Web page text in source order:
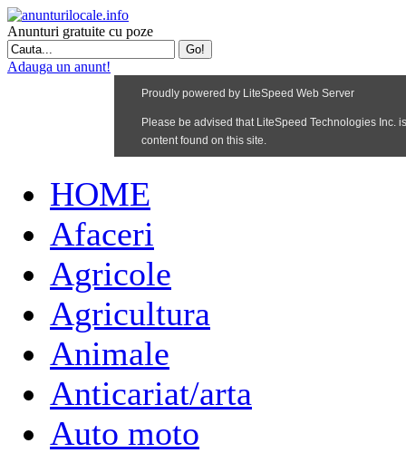
Anunturi gratuite cu poze
Adauga un anunt!
HOME
Afaceri
Agricole
Agricultura
Animale
Anticariat/arta
Auto moto